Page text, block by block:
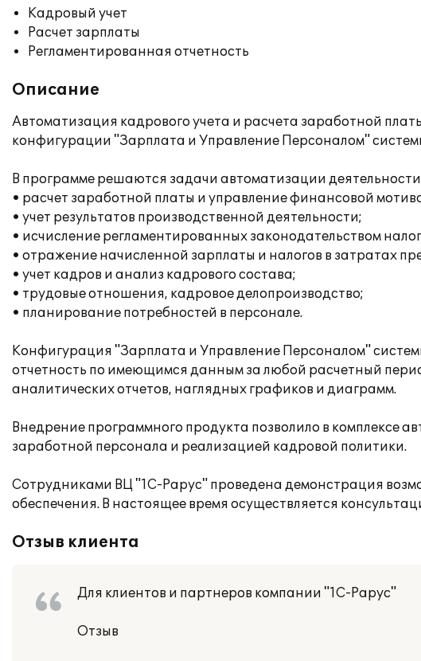
Кадровый учет
Расчет зарплаты
Регламентированная отчетность
Описание
Автоматизация кадрового учета и расчета заработной
конфигурации "Зарплата и Управление Персоналом"
В программе решаются задачи автоматизации
• расчет заработной платы и управление финансовой
• учет результатов производственной деятельности;
• исчисление регламентированных законодательством
• отражение начисленной зарплаты и налогов в затратах
• учет кадров и анализ кадрового состава;
• трудовые отношения, кадровое делопроизводство;
• планирование потребностей в персонале.
Конфигурация "Зарплата и Управление Персоналом"
отчетность по имеющимся данным за любой расчетный
аналитических отчетов, наглядных графиков и диаграмм.
Внедрение программного продукта позволило в комплексе
заработной персонала и реализацией кадровой политики.
Сотрудниками ВЦ "1С-Рарус" проведена демонстрация
обеспечения. В настоящее время осуществляется
Отзыв клиента
Для клиентов и партнеров компании "1С-Рарус"
Отзыв